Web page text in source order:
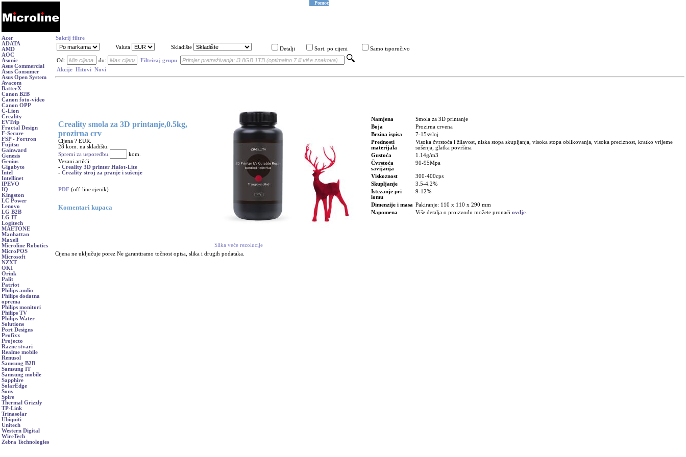
Pomoć
Acer
ADATA
AMD
AOC
Asonic
Asus Commercial
Asus Consumer
Asus Open System
Avacom
BatterX
Canon B2B
Canon foto-video
Canon OPP
C-Lion
Creality
EVTrip
Fractal Design
F-Secure
FSP - Fortron
Fujitsu
Gainward
Genesis
Genius
Gigabyte
Intel
Intellinet
IPEVO
IQ
Kingston
LC Power
Lenovo
LG B2B
LG IT
Logitech
MAETONE
Manhattan
Maxell
Microline Robotics
MicroPOS
Microsoft
NZXT
OKI
Orink
Palit
Patriot
Philips audio
Philips dodatna
oprema
Philips monitori
Philips TV
Philips Water
Solutions
Port Designs
Profixx
Projecto
Razne stvari
Realme mobile
Renusol
Samsung B2B
Samsung IT
Samsung mobile
Sapphire
SolarEdge
Sony
Spire
Thermal Grizzly
TP-Link
Trinasolar
Ubiquiti
Unitech
Western Digital
WireTech
Zebra Technologies
Sakrij filtre
Valuta
Skladište Detalji Sort. po cijeni Samo isporučivo
Od: do:
Filtriraj grupu
Akcije Hitovi Novi
Creality smola za 3D printanje,0.5kg,
prozirna crv
Cijena ? EUR.
28 kom. na skladištu.
Spremi za usporedbu.
kom.
Vezani artikli:
- Creality 3D printer Halot-Lite
- Creality stroj za pranje i sušenje
PDF (off-line cjenik)
Komentari kupaca
Slika veće rezolucije
Namjena
Smola za 3D printanje
Boja
Prozirna crvena
Brzina ispisa
7-15s/sloj
Prednosti
materijala
Visoka čvrstoća i žilavost, niska stopa skupljanja, visoka stopa oblikovanja, visoka preciznost, kratko vrijeme
sušenja, glatka površina
Gustoća
1.14g/m3
Čvrstoća
savijanja
90-95Mpa
Viskoznost
300-400cps
Skupljanje
3.5-4.2%
Istezanje pri
lomu
9-12%
Dimenzije i masa Pakiranje: 110 x 110 x 290 mm
Napomena
Više detalja o proizvodu možete pronaći ovdje
Cijena ne uključuje porez Ne garantiramo točnost opisa, slika i drugih podataka.